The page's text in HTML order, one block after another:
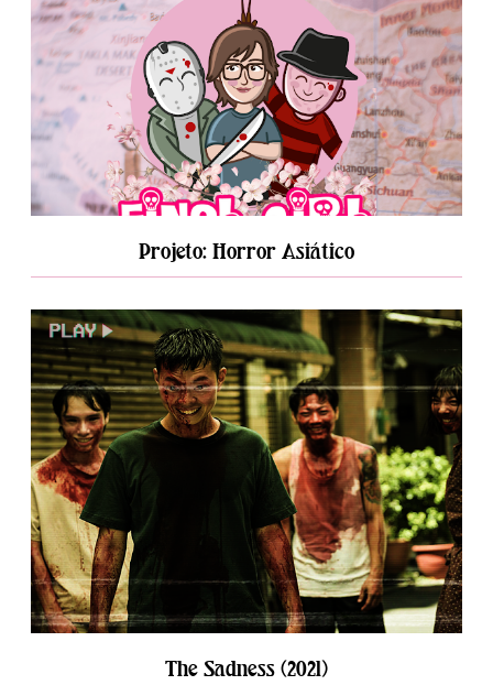
Projeto: Horror Asiático
The Sadness (2021)